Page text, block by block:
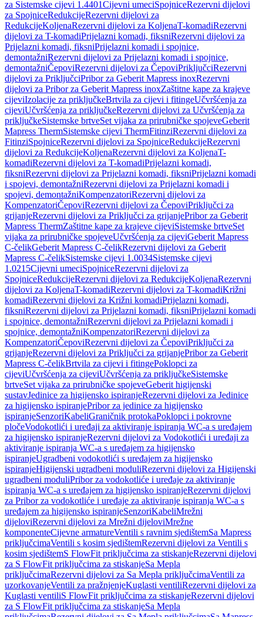
za Sistemske cijevi 1.4401Cijevni umeciSpojniceRezervni dijelovi
za SpojniceRedukcijeRezervni dijelovi za
RedukcijeKoljenaRezervni dijelovi za KoljenaT-komadiRezervni
dijelovi za T-komadiPrijelazni komadi, fiksniRezervni dijelovi za
Prijelazni komadi, fiksniPrijelazni komadi i spojnice,
demontažniRezervni dijelovi za Prijelazni komadi i spojnice,
demontažniČepoviRezervni dijelovi za ČepoviPriključciRezervni
dijelovi za PriključciPribor za Geberit Mapress inoxRezervni
dijelovi za Pribor za Geberit Mapress inoxZaštitne kape za krajeve
cijeviIzolacije za priključkeBrtvila za cijevi i fitingeUčvršćenja za
cijeviUčvršćenja za priključkeRezervni dijelovi za Učvršćenja za
priključkeSistemske brtveSet vijaka za prirubničke spojeveGeberit
Mapress ThermSistemske cijevi ThermFitinziRezervni dijelovi za
FitinziSpojniceRezervni dijelovi za SpojniceRedukcijeRezervni
dijelovi za RedukcijeKoljenaRezervni dijelovi za KoljenaT-
komadiRezervni dijelovi za T-komadiPrijelazni komadi,
fiksniRezervni dijelovi za Prijelazni komadi, fiksniPrijelazni komadi
i spojevi, demontažniRezervni dijelovi za Prijelazni komadi i
spojevi, demontažniKompenzatoriRezervni dijelovi za
KompenzatoriČepoviRezervni dijelovi za ČepoviPriključci za
grijanjeRezervni dijelovi za Priključci za grijanjePribor za Geberit
Mapress ThermZaštitne kape za krajeve cijeviSistemske brtveSet
vijaka za prirubničke spojeveUčvršćenja za cijeviGeberit Mapress
C-čelikGeberit Mapress C-čelikRezervni dijelovi za Geberit
Mapress C-čelikSistemske cijevi 1.0034Sistemske cijevi
1.0215Cijevni umeciSpojniceRezervni dijelovi za
SpojniceRedukcijeRezervni dijelovi za RedukcijeKoljenaRezervni
dijelovi za KoljenaT-komadiRezervni dijelovi za T-komadiKrižni
komadiRezervni dijelovi za Križni komadiPrijelazni komadi,
fiksniRezervni dijelovi za Prijelazni komadi, fiksniPrijelazni komadi
i spojnice, demontažniRezervni dijelovi za Prijelazni komadi i
spojnice, demontažniKompenzatoriRezervni dijelovi za
KompenzatoriČepoviRezervni dijelovi za ČepoviPriključci za
grijanjeRezervni dijelovi za Priključci za grijanjePribor za Geberit
Mapress C-čelikBrtvila za cijevi i fitingePoklopci za
cijeviUčvršćenja za cijeviUčvršćenja za priključkeSistemske
brtveSet vijaka za prirubničke spojeveGeberit higijenski
sustavJedinice za higijensko ispiranjeRezervni dijelovi za Jedinice
za higijensko ispiranjePribor za jedinice za higijensko
ispiranjeSenzoriKabeliGraničnik protokaPoklopci i pokrovne
pločeVodokotlići i uređaji za aktiviranje ispiranja WC-a s uređajem
za higijensko ispiranjeRezervni dijelovi za Vodokotlići i uređaji za
aktiviranje ispiranja WC-a s uređajem za higijensko
ispiranjeUgradbeni vodokotlići s uređajem za higijensko
ispiranjeHigijenski ugradbeni moduliRezervni dijelovi za Higijenski
ugradbeni moduliPribor za vodokotliće i uređaje za aktiviranje
ispiranja WC-a s uređajem za higijensko ispiranjeRezervni dijelovi
za Pribor za vodokotliće i uređaje za aktiviranje ispiranja WC-a s
uređajem za higijensko ispiranjeSenzoriKabeliMrežni
dijeloviRezervni dijelovi za Mrežni dijeloviMrežne
komponenteCijevne armatureVentili s ravnim sjedištemSa Mapress
priključcimaVentili s kosim sjedištemRezervni dijelovi za Ventili s
kosim sjedištemS FlowFit priključcima za stiskanjeRezervni dijelovi
za S FlowFit priključcima za stiskanjeSa Mepla
priključcimaRezervni dijelovi za Sa Mepla priključcimaVentili za
uzorkovanjeVentili za pražnjenjeKuglasti ventiliRezervni dijelovi za
Kuglasti ventiliS FlowFit priključcima za stiskanjeRezervni dijelovi
za S FlowFit priključcima za stiskanjeSa Mepla